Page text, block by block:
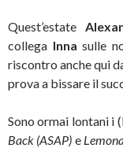
Quest’estate
collega Innasulle
riscontro anche qui
prova a bissare il
Sono ormai lontani i
Back (ASAP) e